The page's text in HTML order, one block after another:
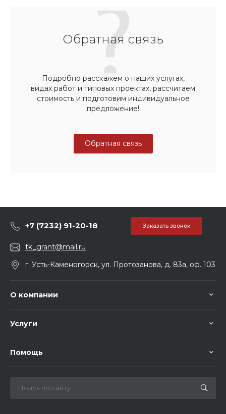
Обратная связь
Подробно расскажем о наших услугах,
видах работ и типовых проектах, рассчитаем
стоимость и подготовим индивидуальное
предложение!
Обратная связь
+7 (7232) 91-20-18 Заказать звонок
tk_grant@mail.ru
г. Усть-Каменогорск, ул. Протозанова, д. 83а, оф. 103
О компании
Услуги
Помощь